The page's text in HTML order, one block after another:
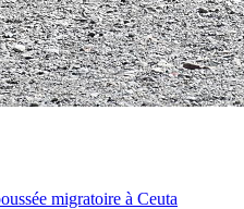
migratoire à Ceuta